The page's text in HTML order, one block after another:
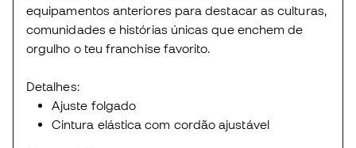
equipamentos anteriores para destacar as culturas,
comunidades e histórias únicas que enchem de
orgulho o teu franchise favorito.
Detalhes:
Ajuste folgado
Cintura elástica com cordão ajustável